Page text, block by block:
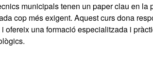
municipals tenen un paper clau en la
cop més exigent. Aquest curs dona
ofereix una formació especialitzada i